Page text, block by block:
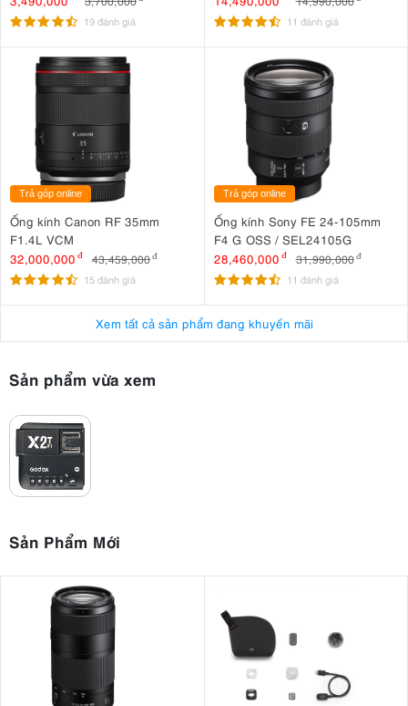
19 đánh giá 11 đánh giá
Trả góp online
Ống kính Canon RF 35mm
F1.4L VCM
32,000,000 đ 43,459,000đ
15 đánh giá
Trả góp online
Ống kính Sony FE 24-105mm
F4 G OSS / SEL24105G
28,460,000 đ 31,990,000 đ
11 đánh giá
Xem tất cả sản phẩm đang khuyến mãi
Sản phẩm vừa xem
Sản Phẩm Mới